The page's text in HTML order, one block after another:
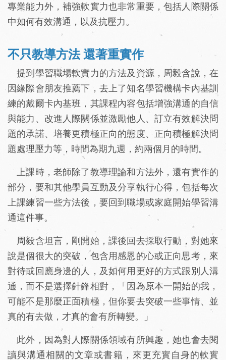
專業能力外，補強軟實力也非常重要，包括人際關係
中如何有效溝通，以及抗壓力。
不只教導方法 還著重實作
提到學習職場軟實力的方法及資源，周毅含說，在
因緣際會朋友推薦下，去上了知名學習機構卡內基訓
練的戴爾卡內基班，其課程內容包括增強溝通的自信
與能力、改進人際關係並激勵他人、訂立有效解決問
題的承諾、培養更積極正向的態度、正向積極解決問
題處理壓力等，時間為期九週，約兩個月的時間。
上課時，老師除了教導理論和方法外，還有實作的
部分，要和其他學員互動及分享執行心得，包括每次
上課練習一些方法後，要回到職場或家庭開始學習溝
通這件事。
周毅含坦言，剛開始，課後回去採取行動，對她來
說是個很大的突破，包含用感恩的心或正向思考，來
對待或回應身邊的人，及如何用更好的方式跟別人溝
通，而不是選擇針鋒相對，「因為原本一開始的我，
可能不是那麼正面積極，但你要去突破一些事情、並
真的有去做，才真的會有所轉變。」
此外，因為對人際關係領域有所興趣，她也會去閱
讀與溝通相關的文章或書籍，來更充實自身的軟實